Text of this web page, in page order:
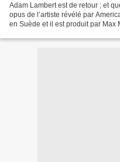
Adam Lambert est de retour ; et
opus de l’artiste révélé par
en Suède et il est produit par Max